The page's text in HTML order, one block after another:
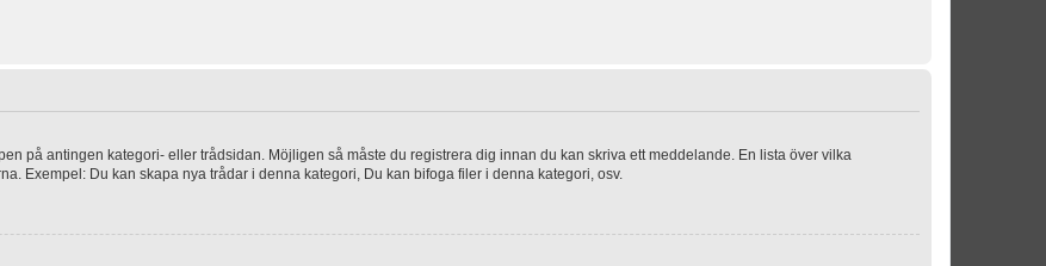
på antingen kategori- eller trådsidan. Möjligen så måste du registrera dig innan du kan skriva ett meddelande. En lista över vilka
Exempel: Du kan skapa nya trådar i denna kategori, Du kan bifoga filer i denna kategori, osv.